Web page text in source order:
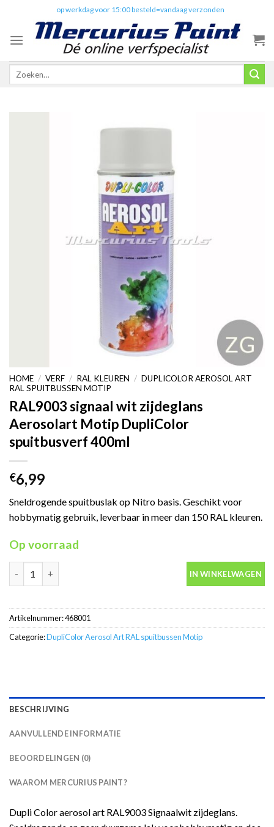
content
op werkdag voor 15:00 besteld=vandaag verzonden
Zoeken
HOME / VERF / RAL KLEUREN / DUPLICOLOR AEROSOL ART
RAL SPUITBUSSEN MOTIP
RAL9003 signaal wit zijdeglans
Aerosolart Motip DupliColor
spuitbusverf 400ml
€6,99
Sneldrogende spuitbuslak op Nitro basis. Geschikt voor
hobbymatig gebruik, leverbaar in meer dan 150 RAL kleuren.
Op voorraad
IN WINKELWAGEN
Artikelnummer:468001
Categorie:DupliColor Aerosol Art RAL spuitbussen Motip
BESCHRIJVING
AANVULLENDE INFORMATIE
BEOORDELINGEN (0)
WAAROM MERCURIUS PAINT?
Dupli Color aerosol art RAL9003 Signaalwit zijdeglans.